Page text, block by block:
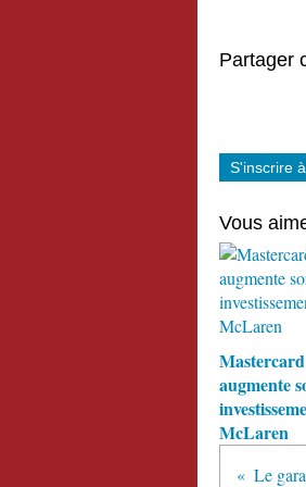
Partager
S'inscrire
Vous
Mastercard
augmente
McLaren